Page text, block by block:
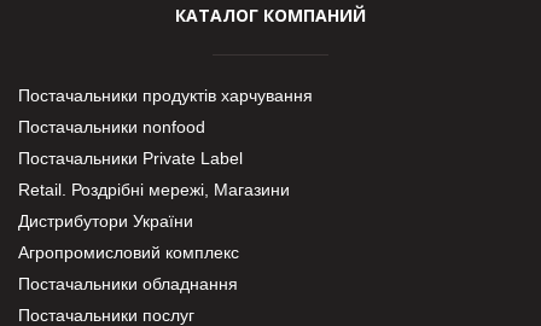
КАТАЛОГ КОМПАНИЙ
Постачальники продуктів харчування
Постачальники nonfood
Постачальники Private Label
Retail. Роздрібні мережі, Магазини
Дистрибутори України
Агропромисловий комплекс
Постачальники обладнання
Постачальники послуг